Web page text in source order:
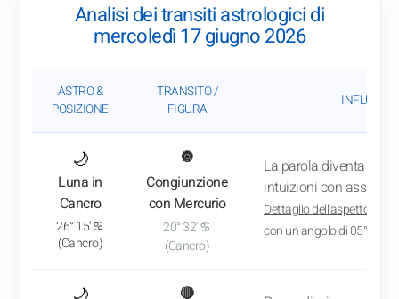
Analisi dei transiti astrologici di
mercoledì 17 giugno 2026
ASTRO &
POSIZIONE
TRANSITO /
FIGURA
🌙
Luna in
Cancro
: Vedi l'analisi del transito
26° 15' ♋
(Cancro)
🔘
Congiunzione
con Mercurio
20° 32' ♋
(Cancro)
La parola diventa lo
intuizioni con
Dettaglio dell'aspetto
con un angolo di 05° 44'
🔴